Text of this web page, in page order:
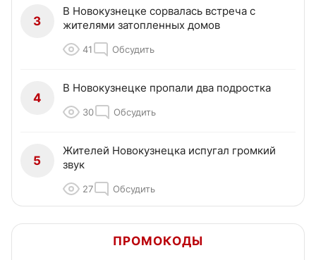
3
В Новокузнецке сорвалась встреча с
жителями затопленных домов
41 Обсудить
4
В Новокузнецке пропали два подростка
30 Обсудить
5
Жителей Новокузнецка испугал громкий
звук
27 Обсудить
ПРОМОКОДЫ